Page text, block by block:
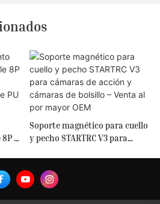
al
Soporte magnético para cuello
y pecho STARTRC V3 para
mayor OEM